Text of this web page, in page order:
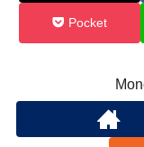
Pocket